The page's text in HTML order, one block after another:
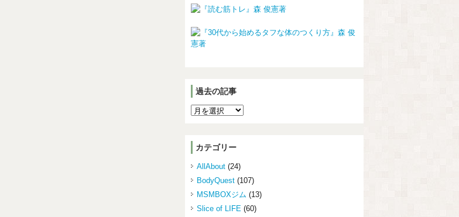
過去の記事
カテゴリー
AllAbout(24)
BodyQuest(107)
MSMBOXジム (13)
Slice of LIFE (60)